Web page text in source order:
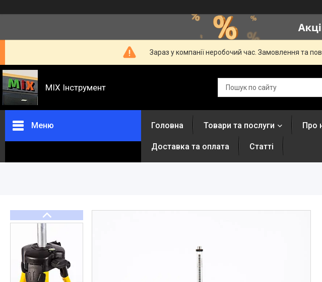
Зараз у компанії неробочий час. Замовлення та
MIX Інструмент
Меню Головна Товари та послуги Про
Доставка та оплата Статті